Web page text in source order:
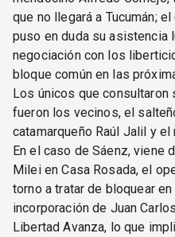
que no llegará a Tucumán;
puso en duda su asistencia
negociación con los
bloque común en las
Los únicos que consultaron
fueron los vecinos, el
catamarqueño Raúl Jalil y
En el caso de Sáenz, viene
Milei en Casa Rosada, el
torno a tratar de bloquear
incorporación de Juan
Libertad Avanza, lo que